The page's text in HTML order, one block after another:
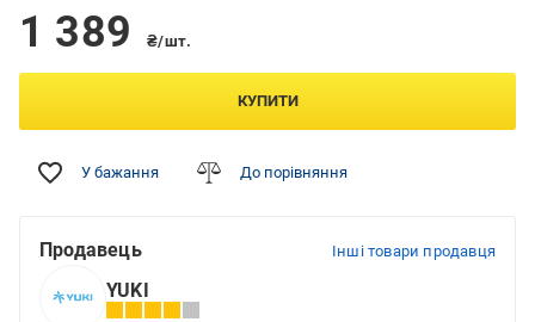
1 389 ₴/шт.
КУПИТИ
У бажання До порівняння
Продавець Інші товари продавця
YUKI